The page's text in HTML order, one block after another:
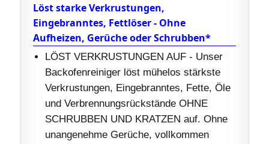
Löst starke Verkrustungen,
Eingebranntes, Fettlöser - Ohne
Aufheizen, Gerüche oder Schrubben*
LÖST VERKRUSTUNGEN AUF - Unser
Backofenreiniger löst mühelos stärkste
Verkrustungen, Eingebranntes, Fette, Öle
und Verbrennungsrückstände OHNE
SCHRUBBEN UND KRATZEN auf. Ohne
unangenehme Gerüche, vollkommen